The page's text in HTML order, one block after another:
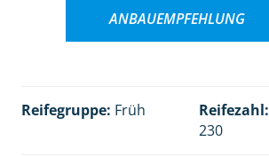
ANBAUEMPFEHLUNG
Reifegruppe: Früh Reifezahl:
230